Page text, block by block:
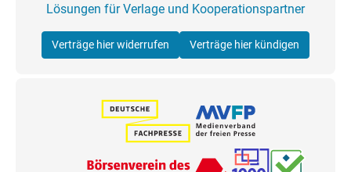
Lösungen für Verlage und Kooperationspartner
Verträge hier widerrufen Verträge hier kündigen